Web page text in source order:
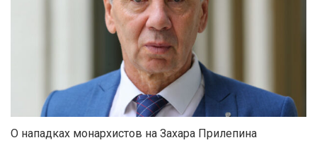
О нападках монархистов на Захара Прилепина